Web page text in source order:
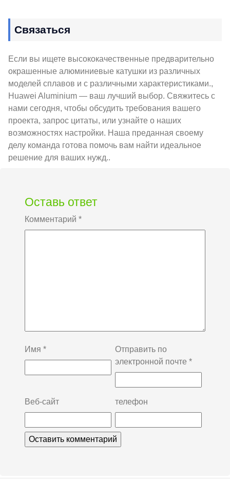
Связаться
Если вы ищете высококачественные предварительно
окрашенные алюминиевые катушки из различных
моделей сплавов и с различными характеристиками.,
Huawei Aluminium — ваш лучший выбор. Свяжитесь с
нами сегодня, чтобы обсудить требования вашего
проекта, запрос цитаты, или узнайте о наших
возможностях настройки. Наша преданная своему
делу команда готова помочь вам найти идеальное
решение для ваших нужд..
Оставь ответ
Комментарий *
Имя *
Отправить по
электронной почте *
Веб-сайт телефон